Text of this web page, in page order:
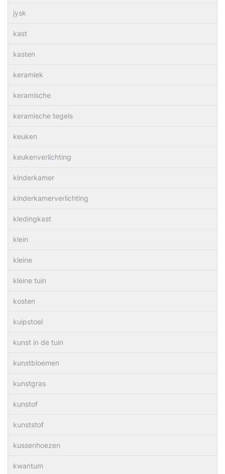
jysk
kast
kasten
keramiek
keramische
keramische tegels
keuken
keukenverlichting
kinderkamer
kinderkamerverlichting
kledingkast
klein
kleine
kleine tuin
kosten
kuipstoel
kunst in de tuin
kunstbloemen
kunstgras
kunstof
kunststof
kussenhoezen
kwantum